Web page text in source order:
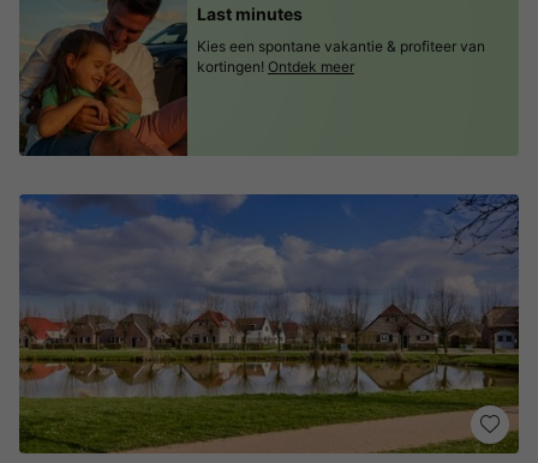
Last minutes
Kies een spontane vakantie & profiteer van
kortingen! Ontdek meer